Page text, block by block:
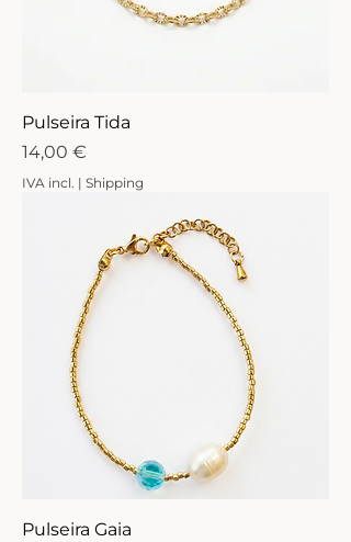
Pulseira Tida
Preço
14,00 €
IVA incl. | Shipping
Pulseira Gaia